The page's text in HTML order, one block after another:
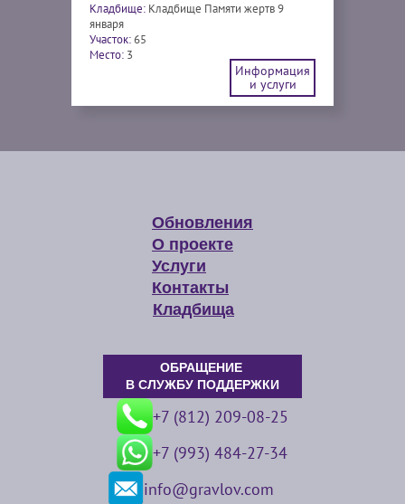
Кладбище: Кладбище Памяти жертв 9
января
Участок:65
Место: 3
Информация
и услуги
Обновления
О проекте
Услуги
Контакты
Кладбища
ОБРАЩЕНИЕ
В СЛУЖБУ ПОДДЕРЖКИ
+7 (812) 209-08-25
+7 (993) 484-27-34
info@gravlov.com